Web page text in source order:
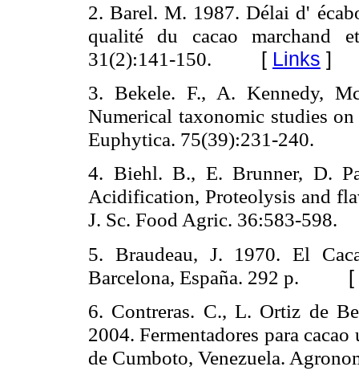
2. Barel. M. 1987. Délai d'
qualité du cacao marchand
31(2):141-150. [ Links ]
3. Bekele. F., A. Kennedy,
Numerical taxonomic studies
Euphytica. 75(39):231-240.
4. Biehl. B., E. Brunner, D.
Acidification, Proteolysis and
J. Sc. Food Agric. 36:583-598.
5. Braudeau, J. 1970. El
Barcelona, España. 292 p.
[
6. Contreras. C., L. Ortiz de
2004. Fermentadores para
de Cumboto, Venezuela.